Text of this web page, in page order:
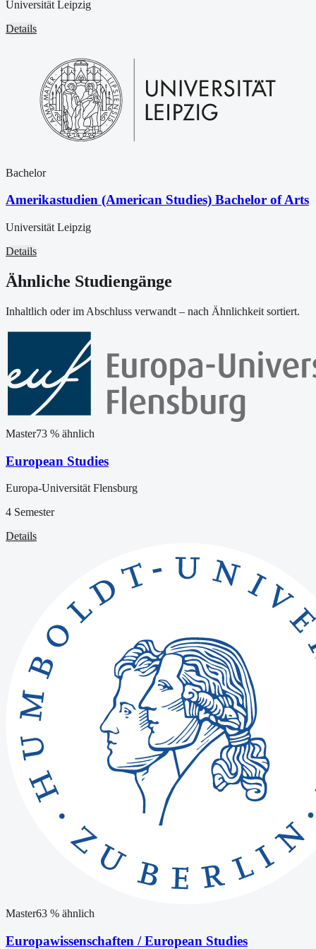
Universität Leipzig
Details
Bachelor
Amerikastudien (American Studies) Bachelor of Arts
Universität Leipzig
Details
Ähnliche Studiengänge
Inhaltlich oder im Abschluss verwandt – nach Ähnlichkeit sortiert.
Master73 % ähnlich
European Studies
Europa-Universität Flensburg
4 Semester
Details
Master63 % ähnlich
Europawissenschaften / European Studies